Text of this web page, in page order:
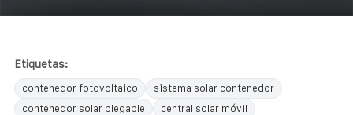
Etiquetas:
contenedor fotovoltaico
sistema solar contenedor
contenedor solar plegable
central solar móvil